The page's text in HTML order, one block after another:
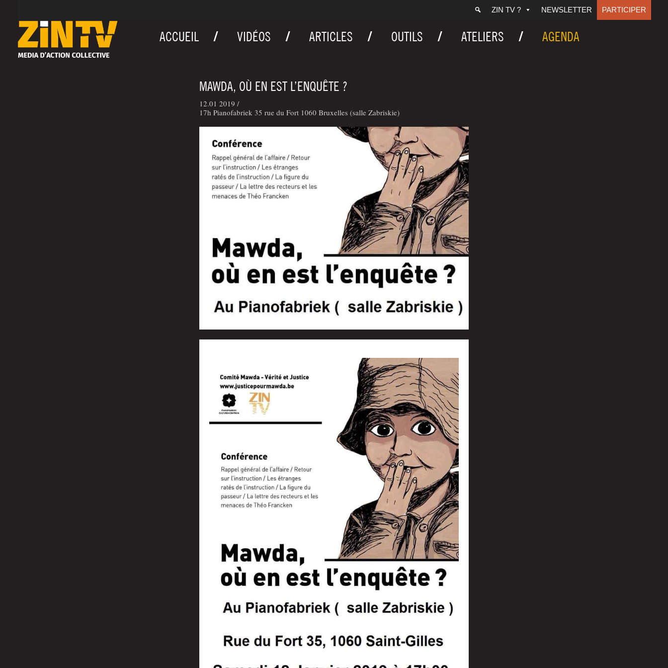
ZIN TV ? NEWSLETTER PARTICIPER
ACCUEIL VIDÉOS ARTICLES OUTILS ATELIERS AGENDA
MAWDA, OÙ EN EST L’ENQUÊTE ?
12.01 2019 /
17h Pianofabriek 35 rue du Fort 1060 Bruxelles (salle Zabriskie)